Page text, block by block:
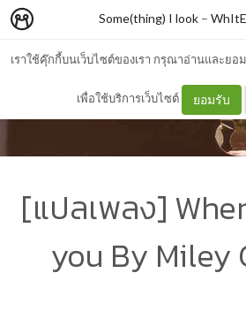
เราใช้คุ๊กกี้บนเว็บไซต์ของเรา กรุณาอ่านและยอ
เพื่อใช้บริการเว็บไซต์ ยอมรับ
Some(thing) I look –
[แปลเพลง]
you By Miley